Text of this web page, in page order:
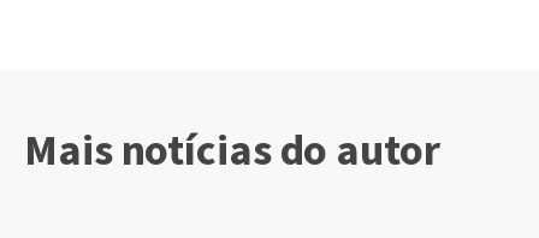
Mais notícias do autor